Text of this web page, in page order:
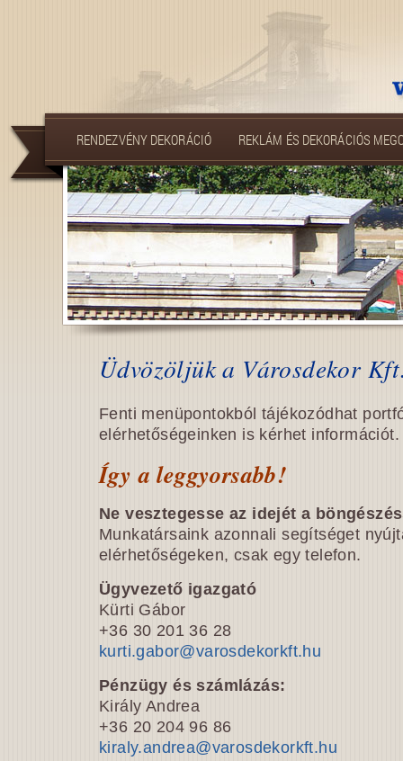
RENDEZVÉNY DEKORÁCIÓ REKLÁM ÉS DEKORÁCIÓS
Üdvözöljük a Városdekor
Fenti menüpontokból tájékozódhat
elérhetőségeinken is kérhet információt.
Így a leggyorsabb!
Ne vesztegesse az idejét a
Munkatársaink azonnali segítséget
elérhetőségeken, csak egy telefon.
Ügyvezető igazgató
Kürti Gábor
+36 30 201 36 28
kurti.gabor@varosdekorkft.hu
Pénzügy és számlázás:
Király Andrea
+36 20 204 96 86
kiraly.andrea@varosdekorkft.hu